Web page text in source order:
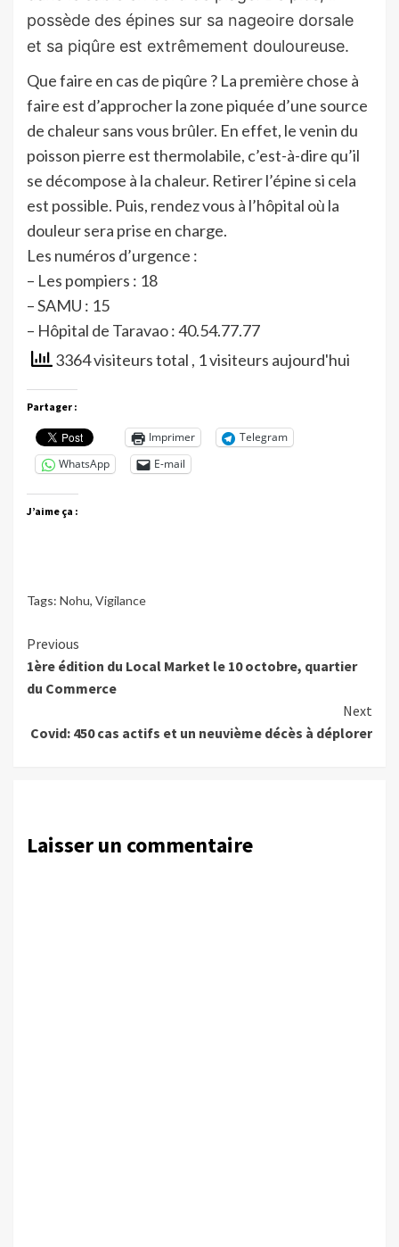
possède des épines sur sa nageoire dorsale
et sa piqûre est extrêmement douloureuse.
Que faire en cas de piqûre ? La première chose à
faire est d’approcher la zone piquée d’une source
de chaleur sans vous brûler. En effet, le venin du
poisson pierre est thermolabile, c’est-à-dire qu’il
se décompose à la chaleur. Retirer l’épine si cela
est possible. Puis, rendez vous à l’hôpital où la
douleur sera prise en charge.
Les numéros d’urgence :
– Les pompiers : 18
– SAMU : 15
– Hôpital de Taravao : 40.54.77.77
3364 visiteurs total , 1 visiteurs aujourd'hui
Partager :
Imprimer
Telegram
WhatsApp
E-mail
J’aime ça :
Tags: Nohu, Vigilance
Continue
Reading
Previous
1ère édition du Local Market le 10 octobre, quartier
du Commerce
Next
Covid: 450 cas actifs et un neuvième décès à déplorer
Laisser un commentaire